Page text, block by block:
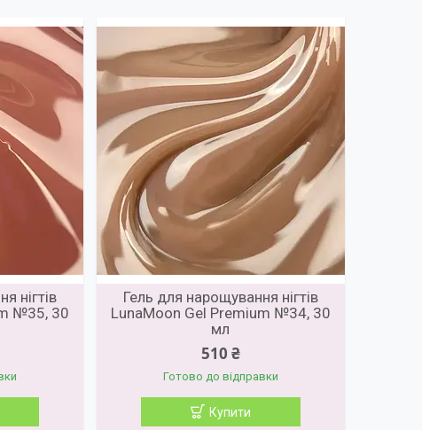
нігтів
№35, 30
Гель для нарощування нігтів
LunaMoon Gel Premium №34, 30
мл
510 ₴
Готово до відправки
Купити